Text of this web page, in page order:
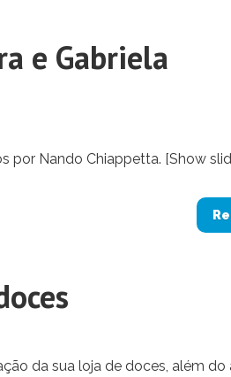
e Gabriela
por Nando Chiappetta. [Show
da sua loja de doces, além do